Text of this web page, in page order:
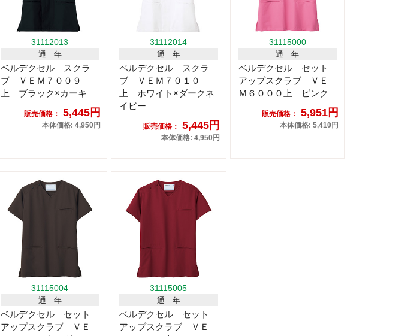
31112013
通 年
ベルデクセル スクラ
ブ ＶＥＭ７００９
上 ブラック×カーキ
販売価格： 5,445円
本体価格: 4,950円
31112014
通 年
ベルデクセル スクラ
ブ ＶＥＭ７０１０
上 ホワイト×ダークネ
イビー
販売価格： 5,445円
本体価格: 4,950円
31115000
通 年
ベルデクセル セット
アップスクラブ ＶＥ
Ｍ６０００上 ピンク
販売価格： 5,951円
本体価格: 5,410円
31115004
通 年
ベルデクセル セット
アップスクラブ ＶＥ
31115005
通 年
ベルデクセル セット
アップスクラブ ＶＥ